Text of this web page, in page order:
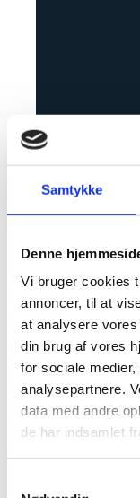
Samtykke
Denne
Vi bruger cookies
annoncer, til at
at analysere
din brug af vores
for sociale
analysepartnere.
data med andre
de har indsamlet
Sådan